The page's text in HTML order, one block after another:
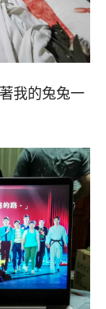
我的兔兔一